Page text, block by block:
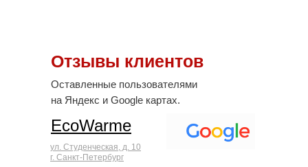
Отзывы клиентов
Оставленные пользователями
на Яндекс и Google картах.
ул. Студенческая, д. 10
г. Санкт-Петербург
EcoWarme